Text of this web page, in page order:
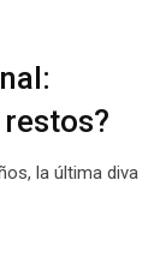
la última diva